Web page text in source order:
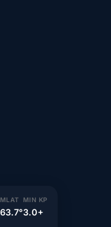
MLAT
63.7°
MIN KP
3.0+